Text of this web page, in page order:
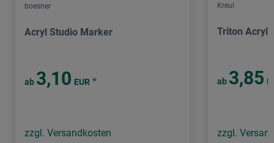
boesner
Acryl Studio Marker
ab 3,10 EUR *
zzgl. Versandkosten
Kreul
Triton
ab 3,85
zzgl.